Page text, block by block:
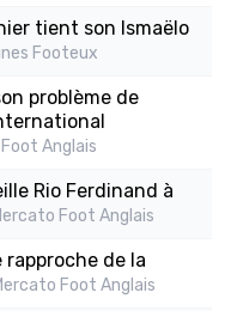
tient son Ismaëlo
Footeux
problème de
Anglais
Rio Ferdinand à
Foot Anglais
rapproche de la
Foot Anglais